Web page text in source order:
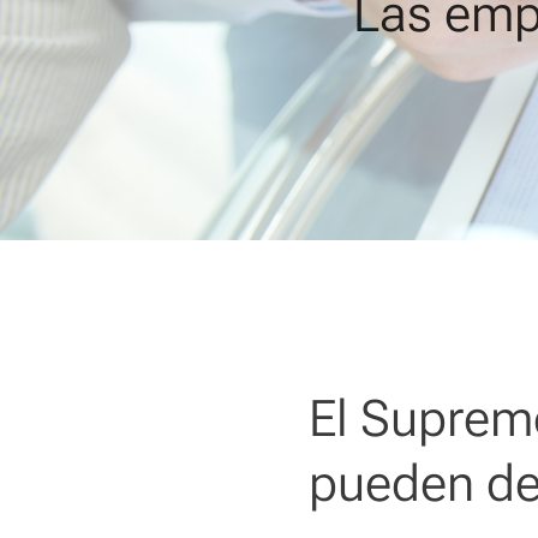
Las
El
pueden